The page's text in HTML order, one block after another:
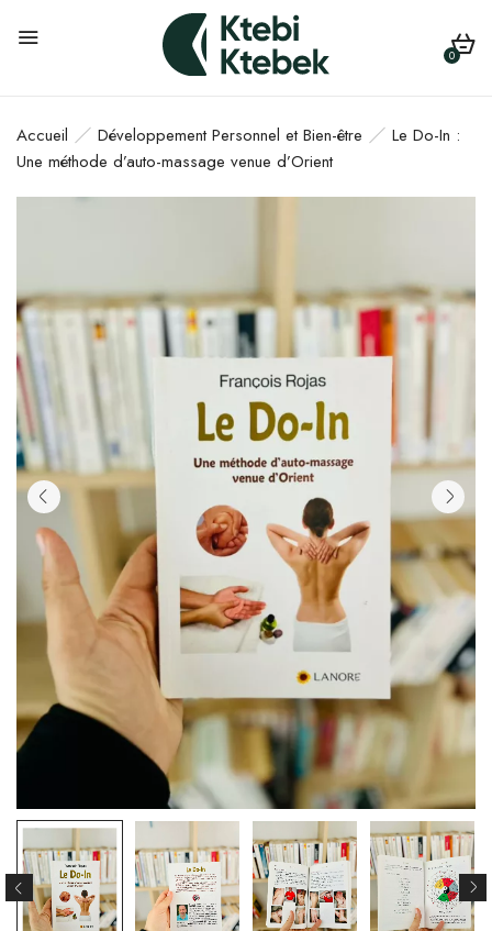
0
Accueil Développement Personnel et Bien-être
Le Do-In :
Une méthode d’auto-massage venue d’Orient